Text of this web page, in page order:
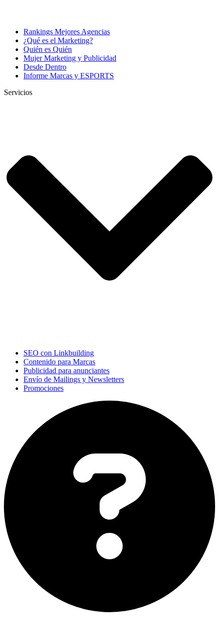
Rankings Mejores Agencias
¿Qué es el Marketing?
Quién es Quién
Mujer Marketing y Publicidad
Desde Dentro
Informe Marcas y ESPORTS
Servicios
SEO con Linkbuilding
Contenido para Marcas
Publicidad para anunciantes
Envío de Mailings y Newsletters
Promociones